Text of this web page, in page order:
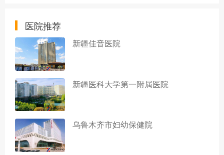
医院推荐
新疆佳音医院
新疆医科大学第一附属医院
乌鲁木齐市妇幼保健院